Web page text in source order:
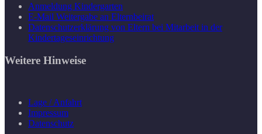
Anmeldung Kindergarten
E-Mail Weitergabe an Elternbeirat
Datenschutzerklärung von Eltern bei Mitarbeit in der
Kindertageseinrichtung
Weitere Hinweise
Lage / Anfahrt
Impressum
Datenschutz